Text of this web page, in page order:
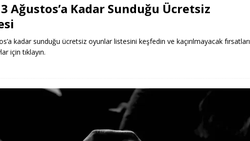
Ağustos’a Kadar Sunduğu Ücretsiz
kadar sunduğu ücretsiz oyunlar listesini keşfedin ve kaçırılmayacak fırsatları
için tıklayın.